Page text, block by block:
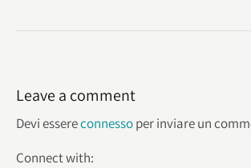
Leave a comment
Devi essereconnessoper inviare un
Connect with: